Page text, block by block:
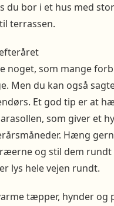
du bor i et hus med
terrassen.
noget, som mange
Men du kan også
Et god tip er at
som giver et
Hæng
og stil dem
lys hele vejen rundt.
tæpper, hynder og